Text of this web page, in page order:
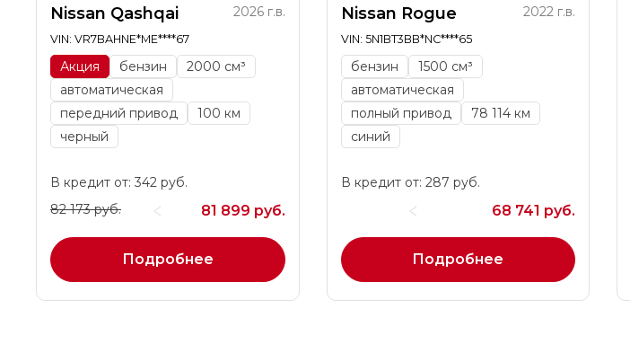
Nissan Qashqai 2026 г.в.
VIN: VR7BAHNE*ME****67
Акция бензин
2000 см³
автоматическая
передний привод
100 км
черный
В кредит от: 342 руб.
82 173 руб.
81 899 руб.
Подробнее
Nissan Rogue 2022 г.в.
VIN: 5N1BT3BB*NC****65
бензин
1500 см³
автоматическая
полный привод
78 114 км
синий
В кредит от: 287 руб.
68 741 руб.
Подробнее